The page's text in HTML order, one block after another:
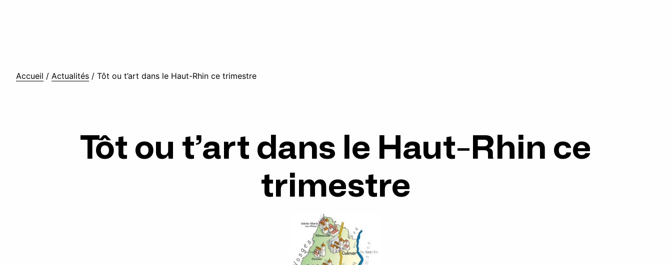
Accueil / Actualités / Tôt ou t’art dans le Haut-Rhin ce trimestre
Tôt ou t’art dans le Haut-Rhin ce
trimestre